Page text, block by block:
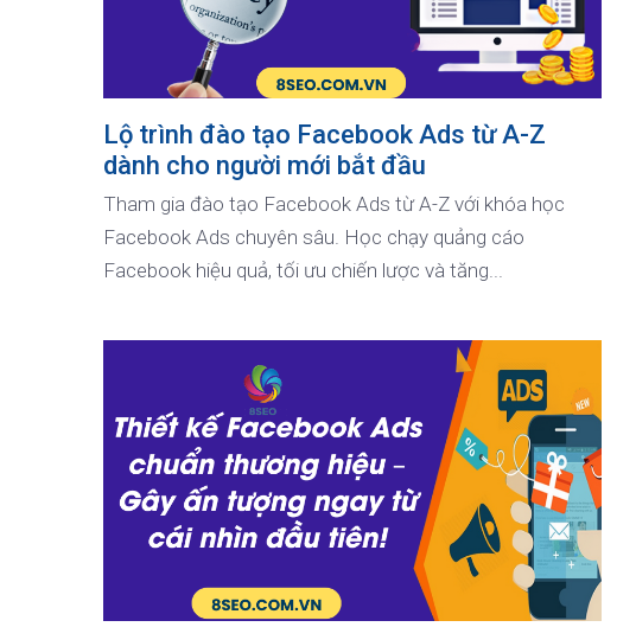
Lộ trình đào tạo Facebook Ads từ A-Z
dành cho người mới bắt đầu
Tham gia đào tạo Facebook Ads từ A-Z với khóa học
Facebook Ads chuyên sâu. Học chạy quảng cáo
Facebook hiệu quả, tối ưu chiến lược và tăng...